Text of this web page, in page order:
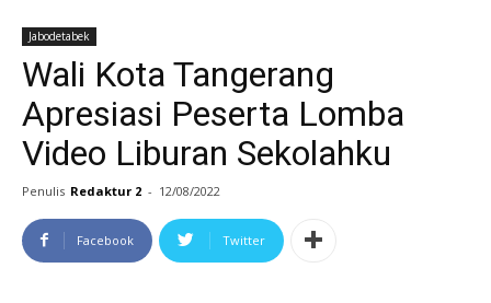
Jabodetabek
Wali Kota Tangerang
Apresiasi Peserta Lomba
Video Liburan Sekolahku
Penulis Redaktur 2 - 12/08/2022
Facebook Twitter